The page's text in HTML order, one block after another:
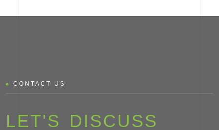
CONTACT US
LET'S DISCUSS